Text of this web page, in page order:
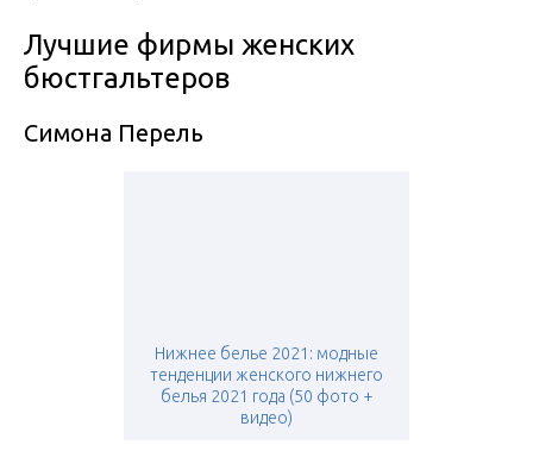
Лучшие фирмы женских
бюстгальтеров
Симона Перель
Нижнее белье 2021: модные
тенденции женского нижнего
белья 2021 года (50 фото +
видео)